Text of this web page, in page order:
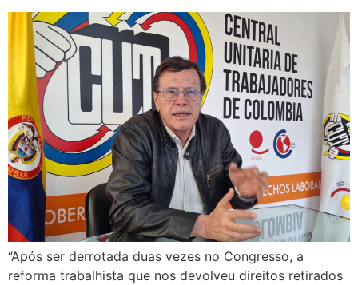
“Após ser derrotada duas vezes no Congresso, a
reforma trabalhista que nos devolveu direitos retirados